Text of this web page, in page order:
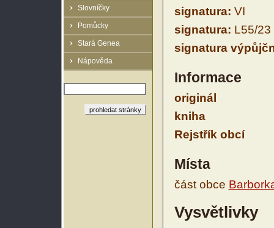
Slovníčky
Pomůcky
Stará Genea
Nápověda
signatura: VI
signatura: L55/23
signatura
Informace
originál
kniha
Rejstřík obcí
Místa
část obce
Vysvětlivky